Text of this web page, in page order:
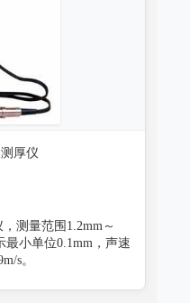
厚仪
测量范围1.2mm～
最小单位0.1mm，声速
s。